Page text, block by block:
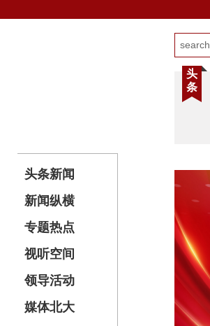
头条新闻
新闻纵横
专题热点
视听空间
领导活动
媒体北大
头
条